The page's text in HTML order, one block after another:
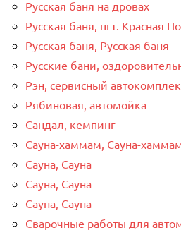
Русская баня на дровах
Русская баня, пгт. Красная
Русская баня, Русская баня
Русские бани,
Рэн, сервисный
Рябиновая, автомойка
Сандал, кемпинг
Сауна-хаммам, Сауна-
Сауна, Сауна
Сауна, Сауна
Сауна, Сауна
Сварочные работы для